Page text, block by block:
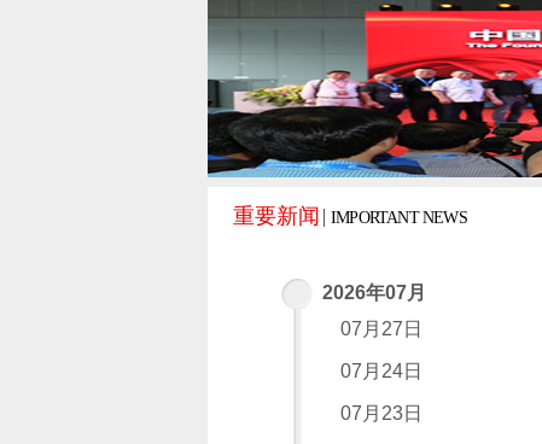
重要新闻 IMPORTANT NEWS
2026年07月
07月27日
07月24日
07月23日